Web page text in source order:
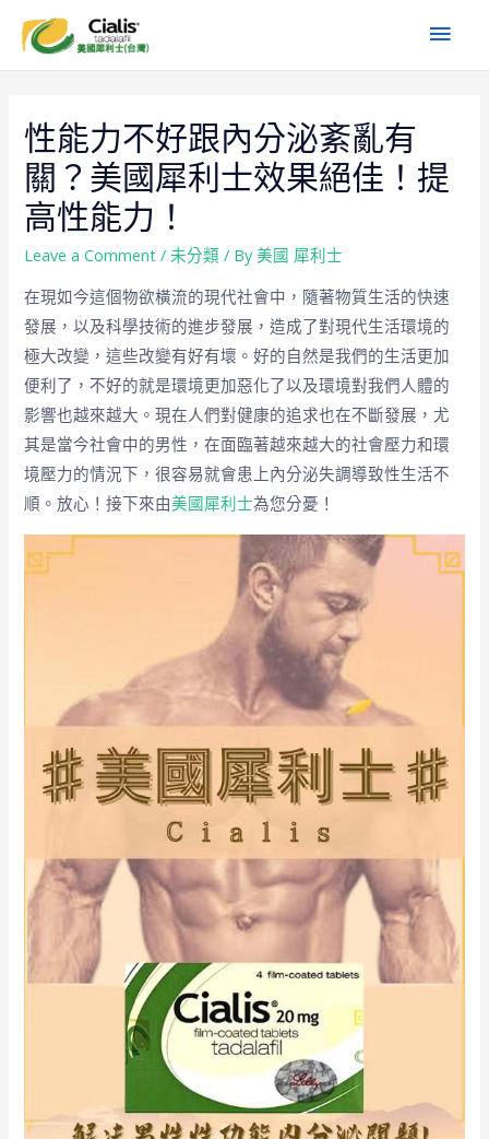
性能力不好跟內分泌紊亂有
關？美國犀利士效果絕佳！提
高性能力！
Leave a Comment / 未分類 / By美國 犀利士
在現如今這個物欲橫流的現代社會中，隨著物質生活的快速
發展，以及科學技術的進步發展，造成了對現代生活環境的
極大改變，這些改變有好有壞。好的自然是我們的生活更加
便利了，不好的就是環境更加惡化了以及環境對我們人體的
影響也越來越大。現在人們對健康的追求也在不斷發展，尤
其是當今社會中的男性，在面臨著越來越大的社會壓力和環
境壓力的情況下，很容易就會患上內分泌失調導致性生活不
順。放心！接下來由美國犀利士為您分憂！